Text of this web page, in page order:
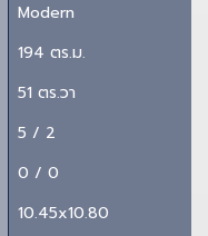
Modern
194 ตร.ม.
51 ตร.วา
5 / 2
0 / 0
10.45x10.80